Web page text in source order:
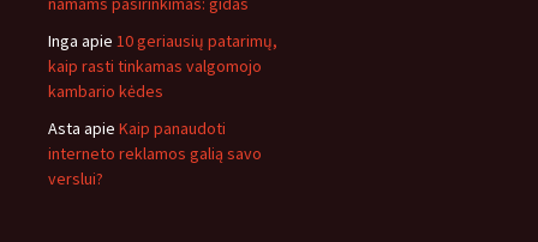
Inga apie 10 geriausių patarimų,
kaip rasti tinkamas valgomojo
kambario kėdes
Asta apie Kaip panaudoti
interneto reklamos galią savo
verslui?